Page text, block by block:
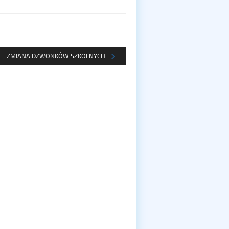
ZMIANA DZWONKÓW SZKOLNYCH